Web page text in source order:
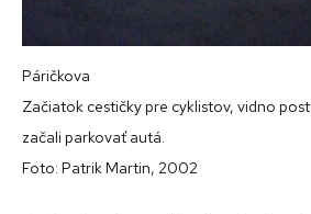
Páričkova
Začiatok cestičky pre cyklistov, vidno
začali parkovať autá.
Foto: Patrik Martin, 2002